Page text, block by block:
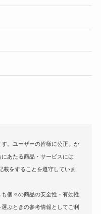
。ユーザーの皆様に公正、か
あたる商品・サービスには
載をすることを遵守していま
個々の商品の安全性・有効性
ぶときの参考情報としてご利